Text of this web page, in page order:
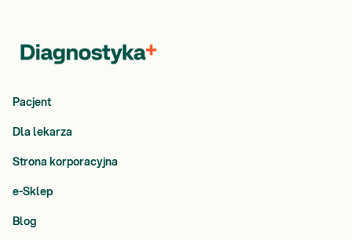
Pacjent
Dla lekarza
Strona korporacyjna
e-Sklep
Blog